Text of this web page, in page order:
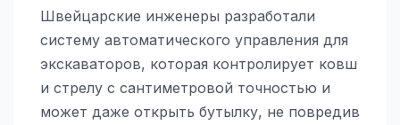
Швейцарские инженеры разработали
систему автоматического управления для
экскаваторов, которая контролирует ковш
и стрелу с сантиметровой точностью и
может даже открыть бутылку, не повредив